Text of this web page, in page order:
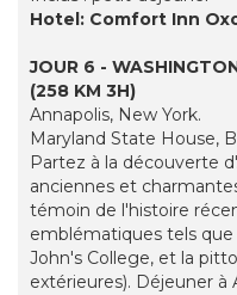
Hotel: Comfort Inn
JOUR 6 -
(258 KM 3H)
Annapolis, New York.
Maryland State House,
Partez à la découverte
anciennes et
témoin de l'histoire
emblématiques tels que
John's College, et la
extérieures). Déjeuner à